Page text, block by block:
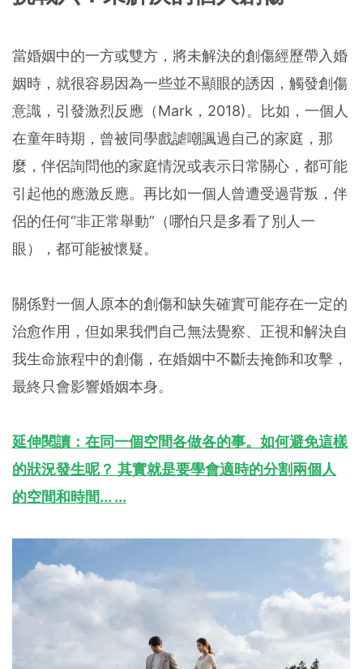
當婚姻中的一方或雙方，將未解決的創傷經歷帶入婚
姻時，就很容易因為一些並不顯眼的誘因，觸發創傷
意識，引發激烈反應（Mark，2018)。比如，一個人
在童年時期，曾被同學戲謔嘲諷過自己的家庭，那
麼，伴侶詢問他的家庭情況或表示日常關心，都可能
引起他的應激反應。再比如一個人曾遭受過背叛，伴
侶的任何“非正常舉動”（哪怕只是多看了別人一
眼），都可能被懷疑。
關係對一個人原本的創傷和缺失確實可能存在一定的
治愈作用，但如果我們自己無法覺察、正視和解決自
我生命旅程中的創傷，在婚姻中不斷去掩飾和攻擊，
最終只會影響婚姻本身。
延伸閱讀：在同一個空間各做各的事。如何避免這樣
的狀況發生呢？ 其實就是要學會適時的分割兩個人
的空間和時間... ...